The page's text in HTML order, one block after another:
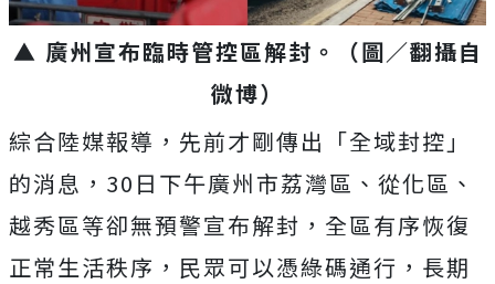
▲ 廣州宣布臨時管控區解封。（圖／翻攝自
微博）
綜合陸媒報導，先前才剛傳出「全域封控」
的消息，30日下午廣州市荔灣區、從化區、
越秀區等卻無預警宣布解封，全區有序恢復
正常生活秩序，民眾可以憑綠碼通行，長期